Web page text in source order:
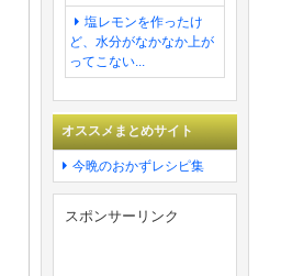
塩レモンを作ったけ
ど、水分がなかなか上が
ってこない...
オススメまとめサイト
今晩のおかずレシピ集
スポンサーリンク